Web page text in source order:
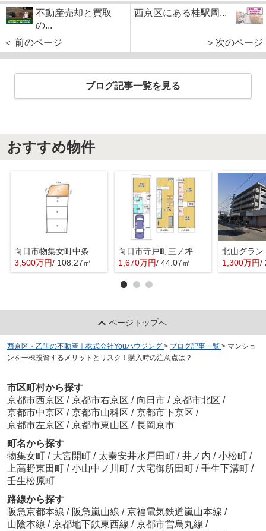
不動産売却と買取
の...
＜ 前のページ
西京区にある桂駅周...
＞次のページ
ブログ記事一覧を見る
おすすめ物件
向日市物集女町中条
3,500万円/ 108.27㎡
向日市寺戸町三ノ坪
1,670万円/ 44.07㎡
北山グラン
1,300万円/
ページトップへ
西京区・乙訓の不動産｜株式会社Youハウジング > ブログ記事一覧 > マンショ
ンを一棟投資するメリットとリスク！購入時の注意点は？
市区町村から探す
京都市西京区 / 京都市右京区 / 向日市 / 京都市北区 /
京都市中京区 / 京都市山科区 / 京都市下京区 /
京都市左京区 / 京都市東山区 / 長岡京市
町名から探す
物集女町 / 大宮開町 / 太秦安井水戸田町 / 井ノ内 / 小松町 /
上高野東田町 / 小山中ノ川町 / 大宅御所田町 / 壬生下溝町 /
壬生松原町
路線から探す
阪急京都本線 / 阪急嵐山線 / 京福電気鉄道嵐山本線 /
山陰本線 / 京都地下鉄東西線 / 京都市営烏丸線 /